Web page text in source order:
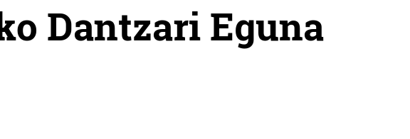
Dantzari Eguna